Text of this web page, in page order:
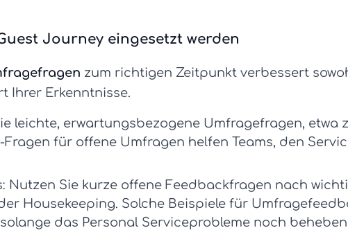
Journey eingesetzt werden
zum richtigen Zeitpunkt verbessert
Ihrer Erkenntnisse.
leichte, erwartungsbezogene Umfragefragen, etwa
Fragen für offene Umfragen helfen Teams, den
Nutzen Sie kurze offene Feedbackfragen nach
Housekeeping. Solche Beispiele für
das Personal Serviceprobleme noch